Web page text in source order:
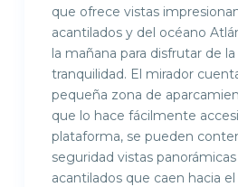
que ofrece vistas
acantilados y del océano
la mañana para disfrutar de la
tranquilidad. El mirador
pequeña zona de
que lo hace fácilmente
plataforma, se pueden
seguridad vistas
acantilados que caen hacia